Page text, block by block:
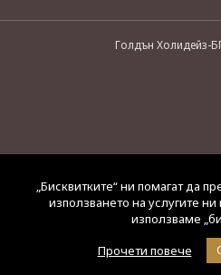
Голдън Холидейз-
„Бисквитките“ ни помагат да
използването на услугите
използваме
Прочети повече